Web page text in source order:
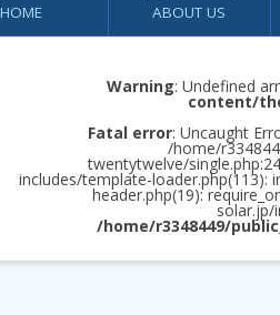
HOME ABOUT US
Warning: Undefined
content/
Fatal error: Uncaught
/home/
twentytwelve/
includes/template-loader.php(113):
header.php(19):
solar.jp/
/home/r3348449/